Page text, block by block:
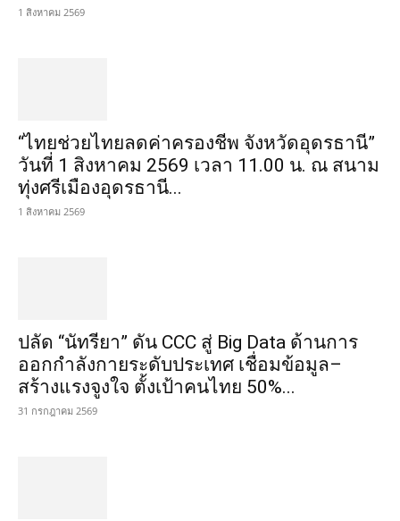
1 สิงหาคม 2569
“ไทยช่วยไทยลดค่าครองชีพ จังหวัดอุดรธานี”
วันที่ 1 สิงหาคม 2569 เวลา 11.00 น. ณ สนาม
ทุ่งศรีเมืองอุดรธานี...
1 สิงหาคม 2569
ปลัด “นัทรียา” ดัน CCC สู่ Big Data ด้านการ
ออกกำลังกายระดับประเทศ เชื่อมข้อมูล–
สร้างแรงจูงใจ ตั้งเป้าคนไทย 50%...
31 กรกฎาคม 2569